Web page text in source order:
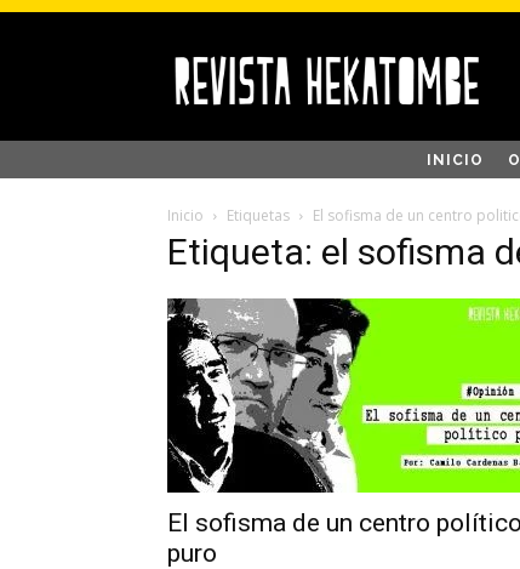
INICIO
Inicio Etiquetas El sofisma de un centro
Etiqueta: el sofisma
El sofisma de un centro político
puro